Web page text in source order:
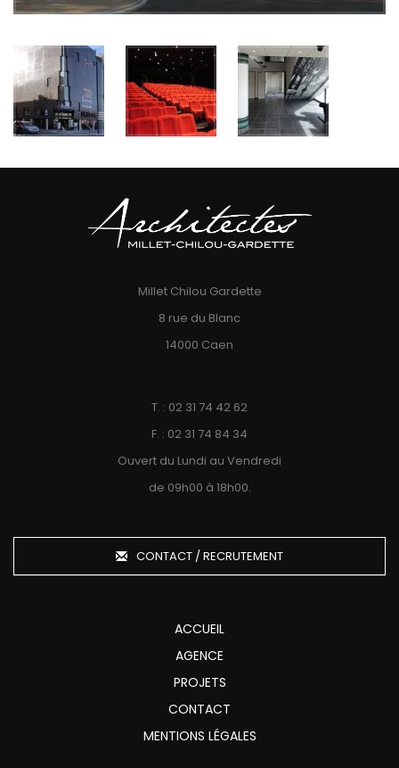
Millet Chilou Gardette
8 rue du Blanc
14000 Caen
T. : 02 31 74 42 62
F. : 02 31 74 84 34
Ouvert du Lundi au Vendredi
de 09h00 à 18h00.
CONTACT / RECRUTEMENT
ACCUEIL
AGENCE
PROJETS
CONTACT
MENTIONS LÉGALES